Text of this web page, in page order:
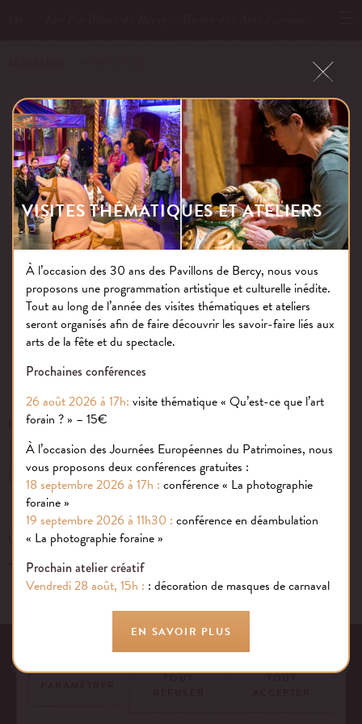
FOND OPÉRA
Publié le : 29.11.16
NOS THÉMATIQUES
VISITES THÉMATIQUES ET ATELIERS
À l’occasion des 30 ans des Pavillons de Bercy, nous vous
proposons une programmation artistique et culturelle inédite.
Tout au long de l’année des visites thématiques et ateliers
seront organisés afin de faire découvrir les savoir-faire liés aux
arts de la fête et du spectacle.
Prochaines conférences
26 août 2026 à 17h: visite thématique « Qu’est-ce que l’art
forain ? » – 15€
À l’occasion des Journées Européennes du Patrimoines, nous
vous proposons deux conférences gratuites :
18 septembre 2026 à 17h : conférence « La photographie
foraine »
19 septembre 2026 à 11h30 : conférence en déambulation
« La photographie foraine »
Prochain atelier créatif
Vendredi 28 août, 15h : : décoration de masques de carnaval
EN SAVOIR PLUS
INSCRIVEZ-VOUS À NOTRE NEWSLETTER
UN ÉVÉNEMENT, UNE QUESTION ?
+33 (0)1 43 40 16 22
53 AVENUE DES TERROIRS DE FRANCE, 75012 PARIS | FRANCE
Gestion des cookies
Nous utilisons des cookies sur notre site internet pour rendre votre
expérience aussi douce qu’une confiserie foraine !
TOUT
TOUT